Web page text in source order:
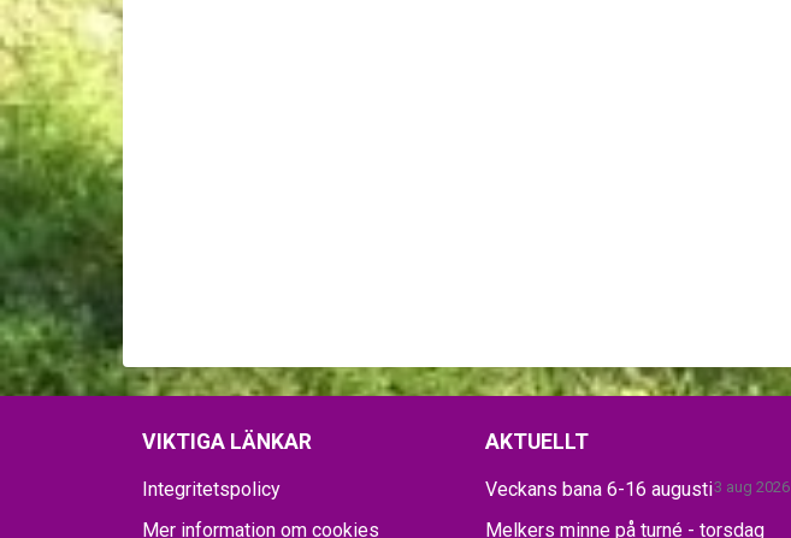
VIKTIGA LÄNKAR
Integritetspolicy
Mer information om cookies
AKTUELLT
Veckans bana 6-16 augusti3 aug 2026
Melkers minne på turné - torsdag